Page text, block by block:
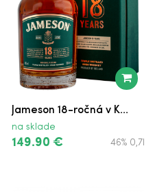
Jameson 18-ročná v K...
na sklade
149.90 € 46% 0,7l